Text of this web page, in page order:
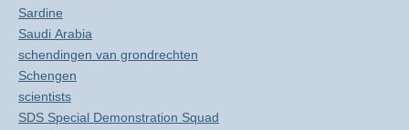
Sardine
Saudi Arabia
schendingen van grondrechten
Schengen
scientists
SDS Special Demonstration Squad